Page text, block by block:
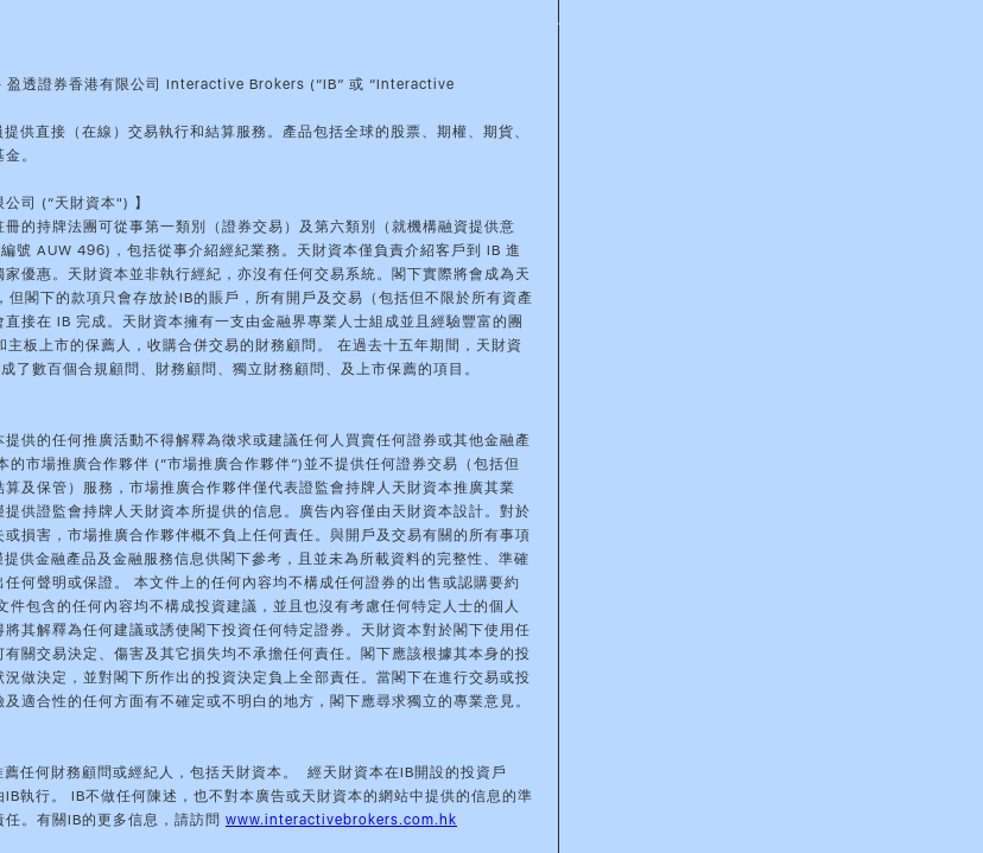
盈透證券香港有限公司 Interactive Brokers (“IB” 或 “Interactive
供直接（在線）交易執行和結算服務。產品包括全球的股票、期權、期貨、
。
公司 (“天財資本") 】
冊的持牌法團可從事第一類別（證券交易）及第六類別（就機構融資提供意
號 AUW 496)，包括從事介紹經紀業務。天財資本僅負責介紹客戶到 IB 進
優惠。天財資本並非執行經紀，亦沒有任何交易系統。閣下實際將會成為天
但閣下的款項只會存放於IB的賬戶，所有開戶及交易（包括但不限於所有資產
接在 IB 完成。天財資本擁有一支由金融界專業人士組成並且經驗豐富的團
主板上市的保薦人，收購合併交易的財務顧問。 在過去十五年期間，天財資
了數百個合規顧問、財務顧問、獨立財務顧問、及上市保薦的項目。
提供的任何推廣活動不得解釋為徵求或建議任何人買賣任何證券或其他金融產
的市場推廣合作夥伴 (“市場推廣合作夥伴”)並不提供任何證券交易（包括但
及保管）服務，市場推廣合作夥伴僅代表證監會持牌人天財資本推廣其業
供證監會持牌人天財資本所提供的信息。廣告內容僅由天財資本設計。對於
損害，市場推廣合作夥伴概不負上任何責任。與開戶及交易有關的所有事項
供金融產品及金融服務信息供閣下參考，且並未為所載資料的完整性、準確
何聲明或保證。 本文件上的任何內容均不構成任何證券的出售或認購要約
件包含的任何內容均不構成投資建議，並且也沒有考慮任何特定人士的個人
其解釋為任何建議或誘使閣下投資任何特定證券。天財資本對於閣下使用任
關交易決定、傷害及其它損失均不承擔任何責任。閣下應該根據其本身的投
況做決定，並對閣下所作出的投資決定負上全部責任。當閣下在進行交易或投
適合性的任何方面有不確定或不明白的地方，閣下應尋求獨立的專業意見。
任何財務顧問或經紀人，包括天財資本。 經天財資本在IB開設的投資戶
IB執行。 IB不做任何陳述，也不對本廣告或天財資本的網站中提供的信息的準
。有關IB的更多信息，請訪問 www.interactivebrokers.com.hk